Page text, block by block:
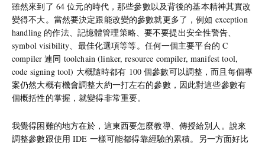
雖然來到了 64 位元的時代，那些參數以及背後的基本精神其實改
變得不大。當然要決定跟能改變的參數就更多了，例如 exception
handling 的作法、記憶體管理策略、要不要提出安全性警告、
symbol visibility、最佳化選項等等。任何一個主要平台的 C
compiler 連同 toolchain (linker, resource compiler, manifest tool,
code signing tool) 大概隨時都有 100 個參數可以調整，而且每個專
案仍然大概有機會調整大約一打左右的參數，因此對這些參數有
個概括性的掌握，就變得非常重要。
我覺得困難的地方在於，這東西要怎麼教導、傳授給別人。說來
調整參數跟使用 IDE 一樣可能都得靠經驗的累積。另一方面好比